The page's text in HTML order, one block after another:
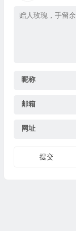
昵称
邮箱
网址
提交